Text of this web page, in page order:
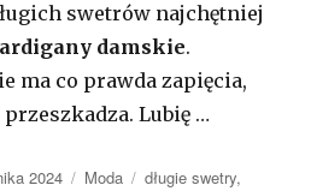
swetrów najchętniej
damskie.
ma co prawda zapięcia,
Lubię …
2024 Kategorie
Moda Tagi
długie swetry,